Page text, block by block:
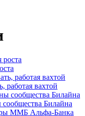
работая вахтой
Билайна